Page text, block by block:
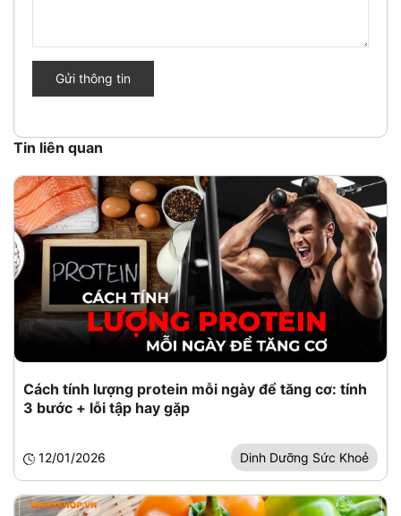
Gửi thông tin
Tin liên quan
Cách tính lượng protein mỗi ngày để tăng cơ: tính
3 bước + lỗi tập hay gặp
12/01/2026 Dinh Dưỡng Sức Khoẻ